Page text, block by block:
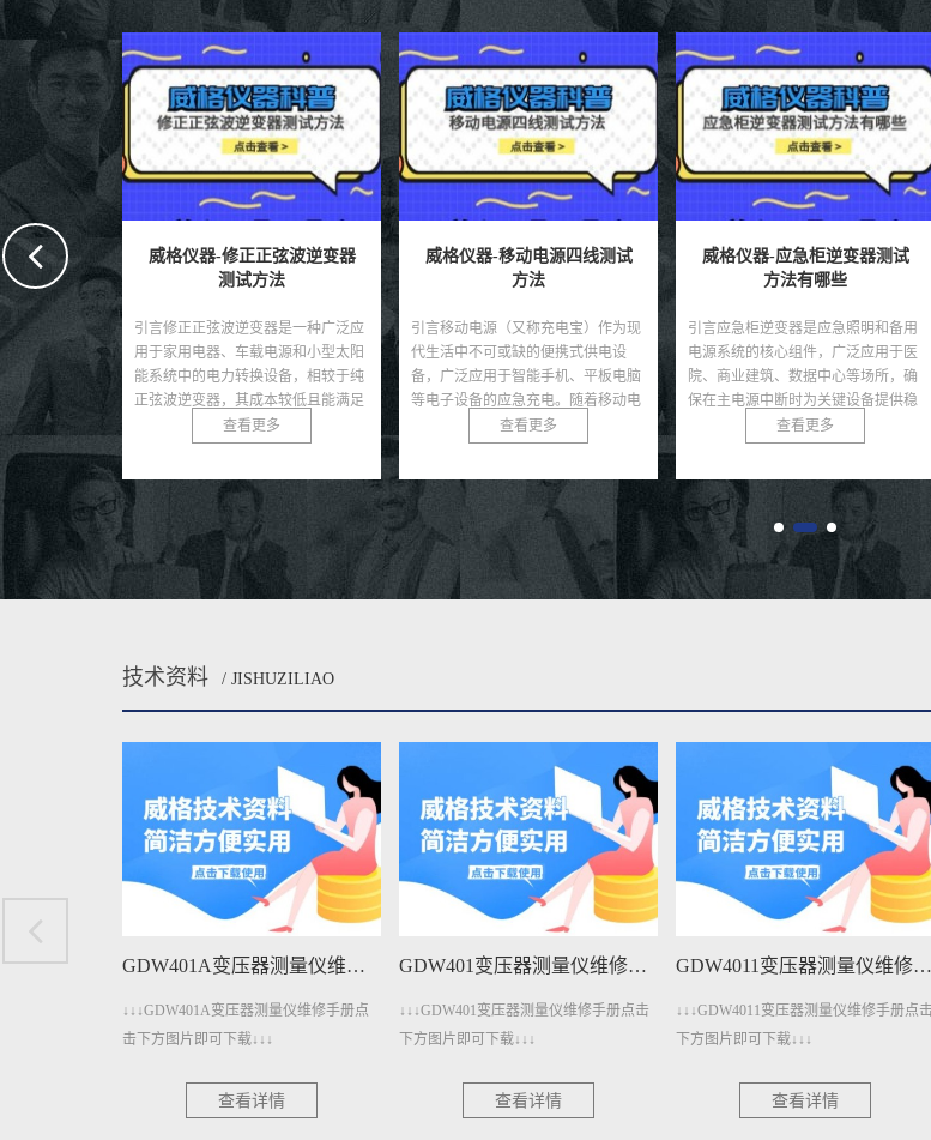
波逆变器
一种广泛应
和小型太阳
威格仪器-移动电源四线测试
方法
引言移动电源（又称充电宝）作为现
代生活中不可或缺的便携式供电设
备，广泛应用于智能手机、平板电脑
等电子设备的应急充电。随着移动电
源市场的快速发展，其质量...
查看更多
威格仪器-应急柜逆变器测试
方法有哪些
引言应急柜逆变器是应急照明和备用
电源系统的核心组件，广泛应用于医
院、商业建筑、数据中心等场所，确
保在主电源中断时为关键设备提供稳
定的交流电。其性能直接...
查看更多
威格仪器-车载逆变器主控板
测试方法
引言车载逆变器是电动汽车和混合动
力汽车中的关键部件，负责将电池的
直流电转换为交流电，为电机驱动和
其他用电设备提供动力。主控板作为
逆变器的核心，集成了控...
查看更多
技术资料 / JISHUZILIAO
GDW401变压器测量仪维修手册下载
↓↓↓GDW401变压器测量仪维修手册点击
下方图片即可下载↓↓↓
查看详情
GDW4011变压器测量仪维修手册下载
↓↓↓GDW4011变压器测量仪维修手册点击
下方图片即可下载↓↓↓
查看详情
GDW3001A三相电参数测量仪维修手册下载
↓↓↓GDW3001A三相电参数测量仪维修手
册点击下方图片即可下载↓↓↓
查看详情